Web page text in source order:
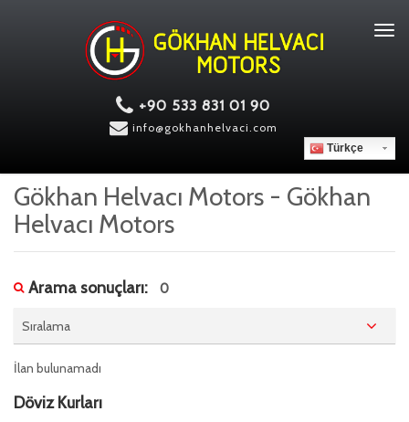
+90 533 831 01 90
info@gokhanhelvaci.com
Türkçe
Gökhan Helvacı Motors - Gökhan
Helvacı Motors
Arama sonuçları: 0
Sıralama
İlan bulunamadı
Döviz Kurları